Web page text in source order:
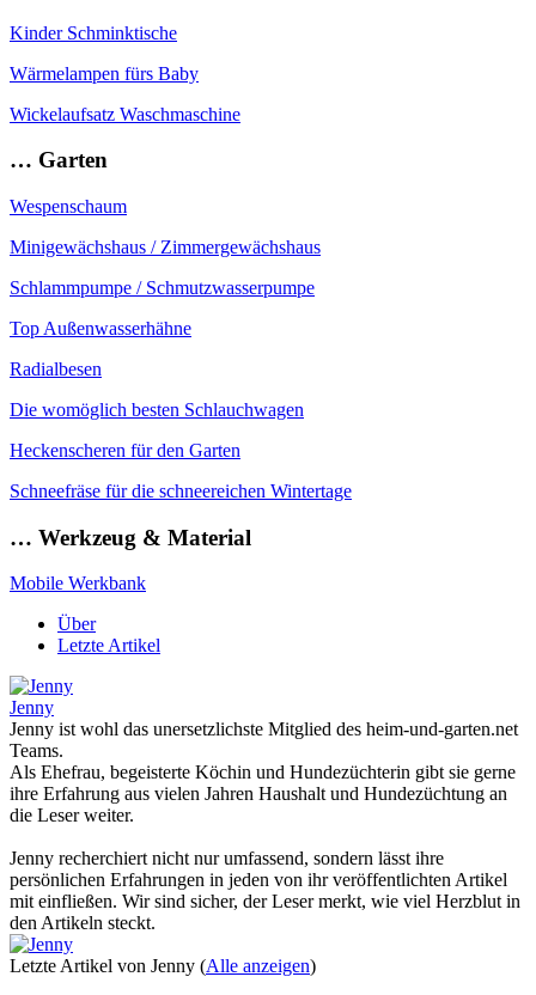
Kinder Schminktische
Wärmelampen fürs Baby
Wickelaufsatz Waschmaschine
… Garten
Wespenschaum
Minigewächshaus / Zimmergewächshaus
Schlammpumpe / Schmutzwasserpumpe
Top Außenwasserhähne
Radialbesen
Die womöglich besten Schlauchwagen
Heckenscheren für den Garten
Schneefräse für die schneereichen Wintertage
… Werkzeug & Material
Mobile Werkbank
Über
Letzte Artikel
Jenny
Jenny ist wohl das unersetzlichste Mitglied des heim-und-garten.net
Teams.
Als Ehefrau, begeisterte Köchin und Hundezüchterin gibt sie gerne
ihre Erfahrung aus vielen Jahren Haushalt und Hundezüchtung an
die Leser weiter.
Jenny recherchiert nicht nur umfassend, sondern lässt ihre
persönlichen Erfahrungen in jeden von ihr veröffentlichten Artikel
mit einfließen. Wir sind sicher, der Leser merkt, wie viel Herzblut in
den Artikeln steckt.
Letzte Artikel von Jenny (Alle anzeigen)